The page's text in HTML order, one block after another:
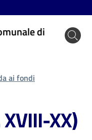
di
ai fondi
XX)